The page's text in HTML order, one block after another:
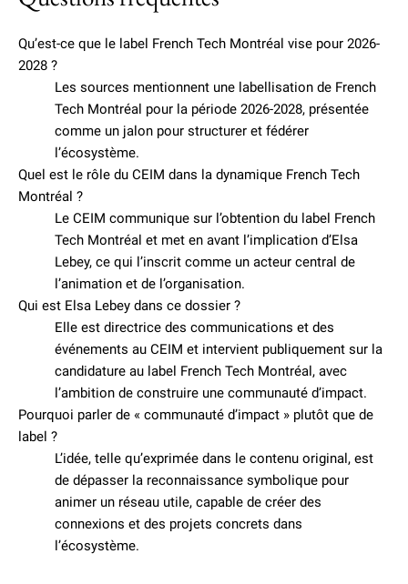
Qu’est-ce que le label French Tech Montréal vise pour 2026-
2028 ?
Les sources mentionnent une labellisation de French
Tech Montréal pour la période 2026-2028, présentée
comme un jalon pour structurer et fédérer
l’écosystème.
Quel est le rôle du CEIM dans la dynamique French Tech
Montréal ?
Le CEIM communique sur l’obtention du label French
Tech Montréal et met en avant l’implication d’Elsa
Lebey, ce qui l’inscrit comme un acteur central de
l’animation et de l’organisation.
Qui est Elsa Lebey dans ce dossier ?
Elle est directrice des communications et des
événements au CEIM et intervient publiquement sur la
candidature au label French Tech Montréal, avec
l’ambition de construire une communauté d’impact.
Pourquoi parler de « communauté d’impact » plutôt que de
label ?
L’idée, telle qu’exprimée dans le contenu original, est
de dépasser la reconnaissance symbolique pour
animer un réseau utile, capable de créer des
connexions et des projets concrets dans
l’écosystème.